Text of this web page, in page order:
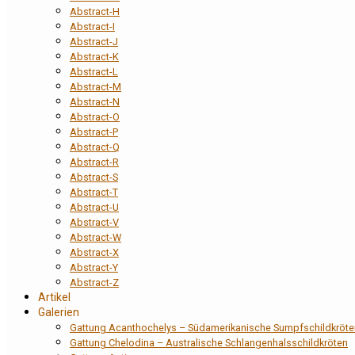
Abstract-H
Abstract-I
Abstract-J
Abstract-K
Abstract-L
Abstract-M
Abstract-N
Abstract-O
Abstract-P
Abstract-Q
Abstract-R
Abstract-S
Abstract-T
Abstract-U
Abstract-V
Abstract-W
Abstract-X
Abstract-Y
Abstract-Z
Artikel
Galerien
Gattung Acanthochelys – Südamerikanische
Gattung Chelodina – Australische Schlangenhalsschildkröten